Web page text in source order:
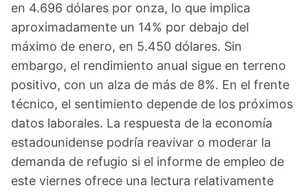
en 4.696 dólares por onza, lo que implica
aproximadamente un 14% por debajo del
máximo de enero, en 5.450 dólares. Sin
embargo, el rendimiento anual sigue en terreno
positivo, con un alza de más de 8%. En el frente
técnico, el sentimiento depende de los próximos
datos laborales. La respuesta de la economía
estadounidense podría reavivar o moderar la
demanda de refugio si el informe de empleo de
este viernes ofrece una lectura relativamente